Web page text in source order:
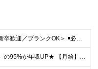
＜学歴不問／第二新卒歓迎／ブランクOK＞ ◾️必須スキル IT業界での何らかの実務経験をお持ちの方（10ヶ月以上） ◎担当フェーズ・使用言語・開発環境・経験年数・雇用形態などは一切問いません！ ◎ブ
★転職者（経験者）の95%が年収UP★ 【月給】 25万円～80万円（みなし残業代含む） ※経験・能力・キャリアの希望を考慮し、前職よりも給与がアップする案件アサインに努めます。 ※月給にみなし残業